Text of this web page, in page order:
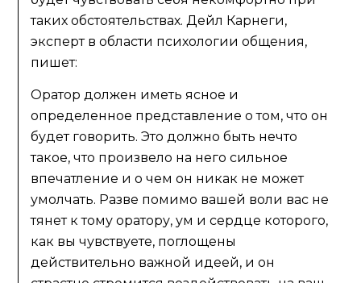
таких обстоятельствах. Дейл Карнеги,
эксперт в области психологии общения,
пишет:
Оратор должен иметь ясное и
определенное представление о том, что он
будет говорить. Это должно быть нечто
такое, что произвело на него сильное
впечатление и о чем он никак не может
умолчать. Разве помимо вашей воли вас не
тянет к тому оратору, ум и сердце которого,
как вы чувствуете, поглощены
действительно важной идеей, и он